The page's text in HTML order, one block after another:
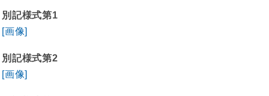
別記様式第1
[画像]
別記様式第2
[画像]